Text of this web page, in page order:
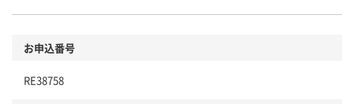
お申込番号
RE38758